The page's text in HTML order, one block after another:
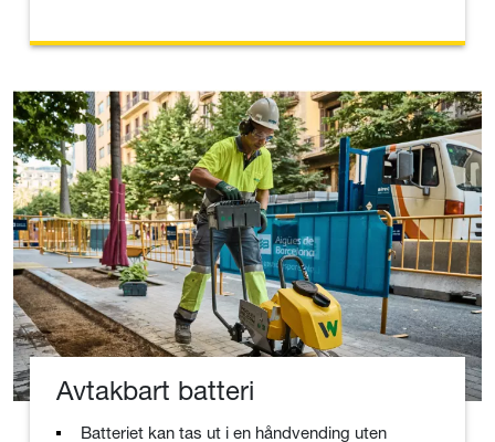
Avtakbart batteri
Batteriet kan tas ut i en håndvending uten